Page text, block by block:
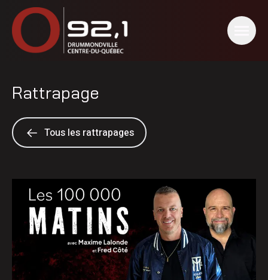
Rattrapage
Tous les rattrapages